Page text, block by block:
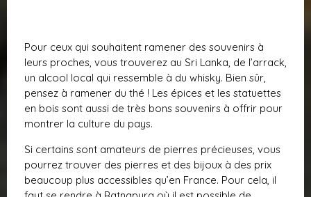
Pour ceux qui souhaitent ramener des souvenirs à
leurs proches, vous trouverez au Sri Lanka, de l’arrack,
un alcool local qui ressemble à du whisky. Bien sûr,
pensez à ramener du thé ! Les épices et les statuettes
en bois sont aussi de très bons souvenirs à offrir pour
montrer la culture du pays.
Si certains sont amateurs de pierres précieuses, vous
pourrez trouver des pierres et des bijoux à des prix
beaucoup plus accessibles qu’en France. Pour cela, il